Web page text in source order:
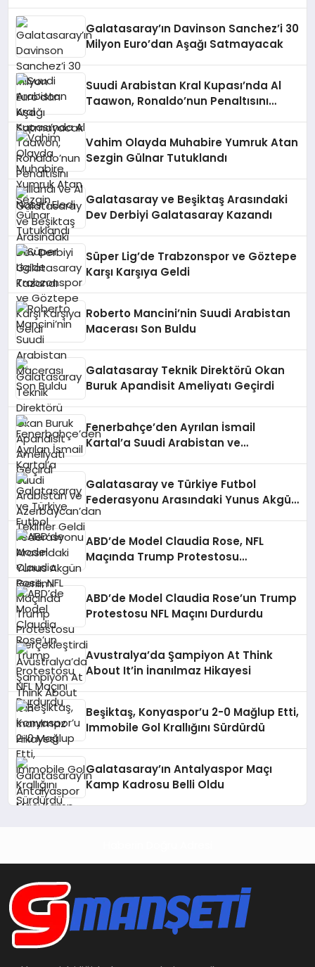
Galatasaray’ın Davinson Sanchez’i 30
Milyon Euro’dan Aşağı Satmayacak
Suudi Arabistan Kral Kupası’nda Al
Taawon, Ronaldo’nun Penaltısını
Vahim Olayda Muhabire Yumruk Atan
Sezgin Gülnar Tutuklandı
Galatasaray ve Beşiktaş Arasındaki
Dev Derbiyi Galatasaray Kazandı
Süper Lig’de Trabzonspor ve Göztepe
Karşı Karşıya Geldi
Roberto Mancini’nin Suudi Arabistan
Macerası Son Buldu
Galatasaray Teknik Direktörü Okan
Buruk Apandisit Ameliyatı Geçirdi
Fenerbahçe’den Ayrılan İsmail
Kartal’a Suudi Arabistan ve
Galatasaray ve Türkiye Futbol
Federasyonu Arasındaki Yunus Akgün
Gerilimi
ABD’de Model Claudia Rose, NFL
Maçında Trump Protestosu
ABD’de Model Claudia Rose’un Trump
Protestosu NFL Maçını Durdurdu
Avustralya’da Şampiyon At Think
About It’in İnanılmaz Hikayesi
Beşiktaş, Konyaspor’u 2-0 Mağlup Etti,
Immobile Gol Krallığını Sürdürdü
Galatasaray’ın Antalyaspor Maçı
Kamp Kadrosu Belli Oldu